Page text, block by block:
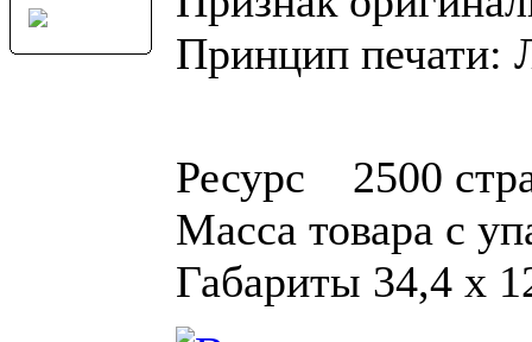
Принцип печати:
Ресурс 2500
Масса товара с
Габариты 34,4 x